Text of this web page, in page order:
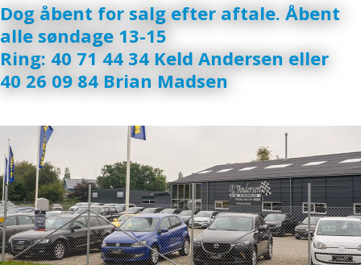
Dog åbent for salg efter aftale. Åbent
alle søndage 13-15
Ring: 40 71 44 34 Keld Andersen eller
40 26 09 84 Brian Madsen